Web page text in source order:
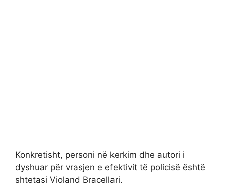
Konkretisht, personi në kerkim dhe autori i
dyshuar për vrasjen e efektivit të policisë është
shtetasi Violand Bracellari.